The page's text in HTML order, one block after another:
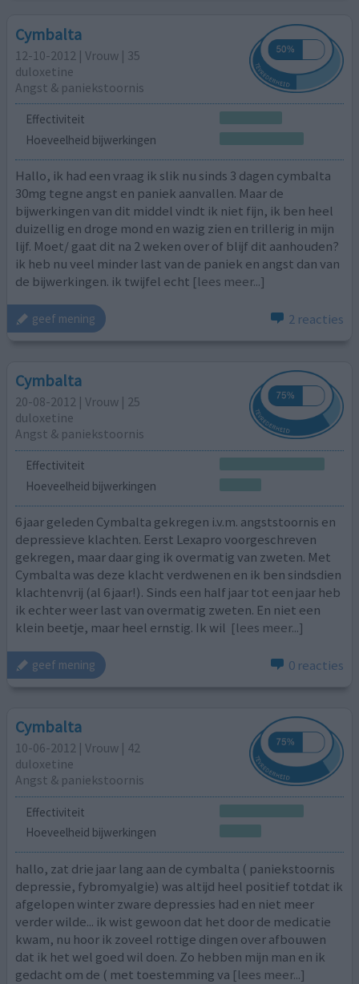
Cymbalta
12-10-2012 | Vrouw | 35
duloxetine
Angst & paniekstoornis
Effectiviteit
Hoeveelheid bijwerkingen
Hallo, ik had een vraag ik slik nu sinds 3 dagen cymbalta
30mg tegne angst en paniek aanvallen. Maar de
bijwerkingen van dit middel vindt ik niet fijn, ik ben heel
duizellig en droge mond en wazig zien en trillerig in mijn
lijf. Moet/ gaat dit na 2 weken over of blijf dit aanhouden?
ik heb nu veel minder last van de paniek en angst dan van
de bijwerkingen. ik twijfel echt [lees meer...]
geef mening 2 reacties
Cymbalta
20-08-2012 | Vrouw | 25
duloxetine
Angst & paniekstoornis
Effectiviteit
Hoeveelheid bijwerkingen
6 jaar geleden Cymbalta gekregen i.v.m. angststoornis en
depressieve klachten. Eerst Lexapro voorgeschreven
gekregen, maar daar ging ik overmatig van zweten. Met
Cymbalta was deze klacht verdwenen en ik ben sindsdien
klachtenvrij (al 6 jaar!). Sinds een half jaar tot een jaar heb
ik echter weer last van overmatig zweten. En niet een
klein beetje, maar heel ernstig. Ik wil [lees meer...]
geef mening 0 reacties
Cymbalta
10-06-2012 | Vrouw | 42
duloxetine
Angst & paniekstoornis
Effectiviteit
Hoeveelheid bijwerkingen
hallo, zat drie jaar lang aan de cymbalta ( paniekstoornis
depressie, fybromyalgie) was altijd heel positief totdat ik
afgelopen winter zware depressies had en niet meer
verder wilde... ik wist gewoon dat het door de medicatie
kwam, nu hoor ik zoveel rottige dingen over afbouwen
dat ik het wel goed wil doen. Zo hebben mijn man en ik
gedacht om de ( met toestemming va [lees meer...]